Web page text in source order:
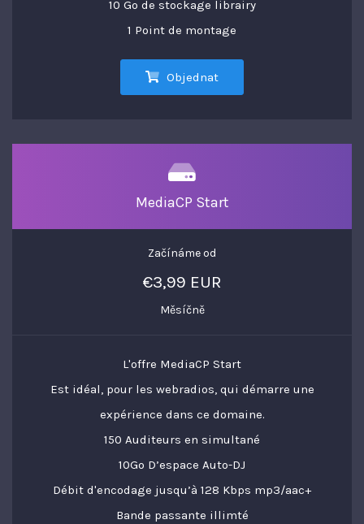
10 Go de stockage librairy
1 Point de montage
Objednat
MediaCP Start
Začínáme od
€3,99 EUR
Měsíčně
L'offre MediaCP Start
Est idéal, pour les webradios, qui démarre une
expérience dans ce domaine.
150 Auditeurs en simultané
10Go D’espace Auto-DJ
Débit d'encodage jusqu’à 128 Kbps mp3/aac+
Bande passante illimté